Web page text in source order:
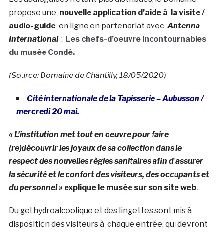
propose une nouvelle application d’aide à la visite /
audio-guideen ligne en partenariat avec Antenna
International: Les chefs-d’oeuvre incontournables
du musée Condé.
(Source: Domaine de Chantilly, 18/05/2020)
Cité internationale de la Tapisserie – Aubusson /
mercredi 20 mai.
« L’institution met tout en oeuvre pour faire
(re)découvrir les joyaux de sa collection dans le
respect des nouvelles règles sanitaires afin d’assurer
la sécurité et le confort des visiteurs, des occupants et
du personnel » explique le musée sur son site web.
Du gel hydroalcoolique et des lingettes sont mis à
disposition des visiteurs à chaque entrée, qui devront